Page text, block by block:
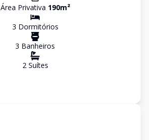
Área Privativa 190m²
3 Dormitórios
3 Banheiros
2Suítes